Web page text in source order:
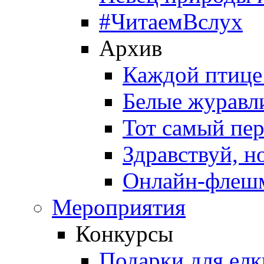
#ЧитаемВслух
Архив
Каждой
Белые
Тот самый
Здравствуй,
Онлайн-
Мероприятия
Конкурсы